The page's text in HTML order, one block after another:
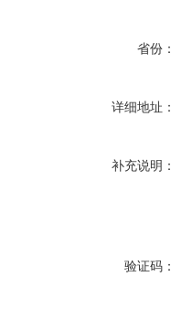
省份：
详细地址：
补充说明：
验证码：